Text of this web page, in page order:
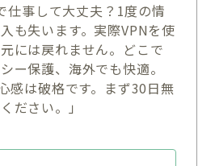
仕事して大丈夫？1度の情
も失います。実際VPNを使
には戻れません。どこで
ー保護、海外でも快適。
感は破格です。まず30日無
ださい。」